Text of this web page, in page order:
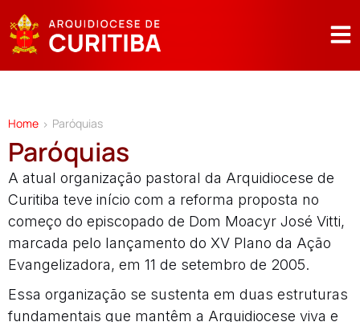
Home > Paróquias
Paróquias
A atual organização pastoral da Arquidiocese de
Curitiba teve início com a reforma proposta no
começo do episcopado de Dom Moacyr José Vitti,
marcada pelo lançamento do XV Plano da Ação
Evangelizadora, em 11 de setembro de 2005.
Essa organização se sustenta em duas estruturas
fundamentais que mantêm a Arquidiocese viva e